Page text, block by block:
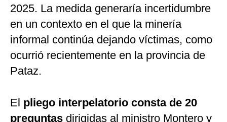
2025. La medida generaría incertidumbre
en un contexto en el que la minería
informal continúa dejando víctimas, como
ocurrió recientemente en la provincia de
Pataz.
El pliego interpelatorio consta de 20
preguntas dirigidas al ministro Montero y